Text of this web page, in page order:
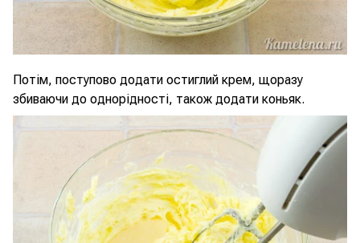
Потім, поступово додати остиглий крем, щоразу
збиваючи до однорідності, також додати коньяк.